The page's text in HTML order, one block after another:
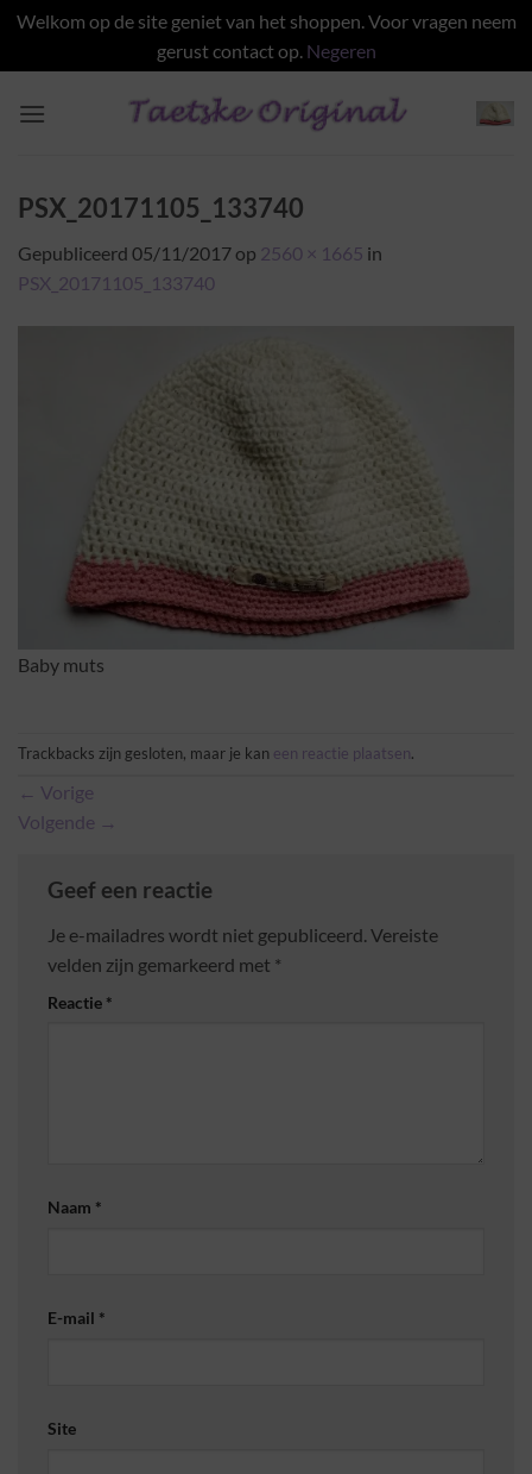
Welkom op de site geniet van het shoppen. Voor vragen neem
gerust contact op. Negeren
naar
PSX_20171105_133740
Gepubliceerd 05/11/2017 op 2560 × 1665 in
PSX_20171105_133740
Baby muts
Trackbacks zijn gesloten, maar je kan een reactie plaatsen.
← Vorige
Volgende →
Geef een reactie
Je e-mailadres wordt niet gepubliceerd. Vereiste
velden zijn gemarkeerd met *
Reactie *
Naam *
E-mail *
Site